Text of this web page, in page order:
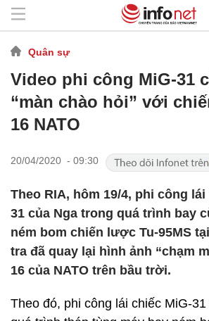
Quân sự
Video phi công MiG-31
“màn chào hỏi” với
16 NATO
20/04/2020 - 09:30
Theo RIA, hôm 19/4, phi công
31 của Nga trong quá trình bay
ném bom chiến lược Tu-95MS
tra đã quay lại hình ảnh “chạm
16 của NATO trên bầu trời.
Theo đó, phi công lái chiếc MiG-